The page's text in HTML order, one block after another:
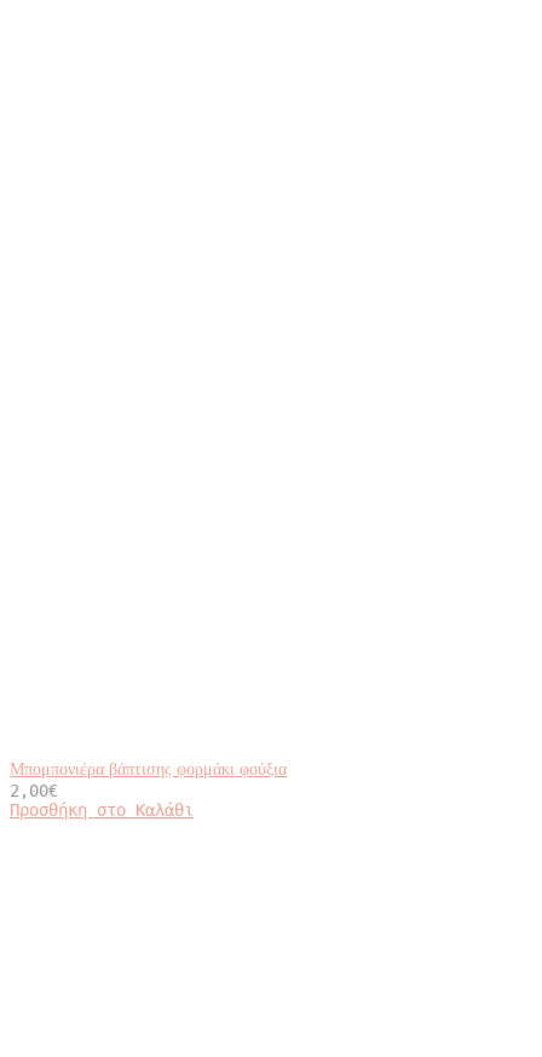
Μπομπονιέρα βάπτισης φορμάκι φούξια
2,00€
Προσθήκη στο Καλάθι